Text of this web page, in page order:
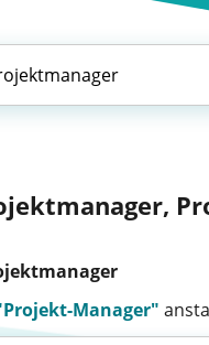
Manager"